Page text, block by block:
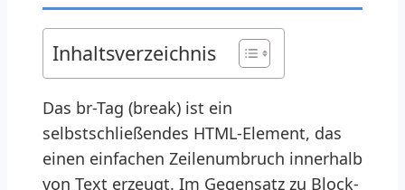
Inhaltsverzeichnis
Das br-Tag (break) ist ein
selbstschließendes HTML-Element, das
einen einfachen Zeilenumbruch innerhalb
von Text erzeugt. Im Gegensatz zu Block-